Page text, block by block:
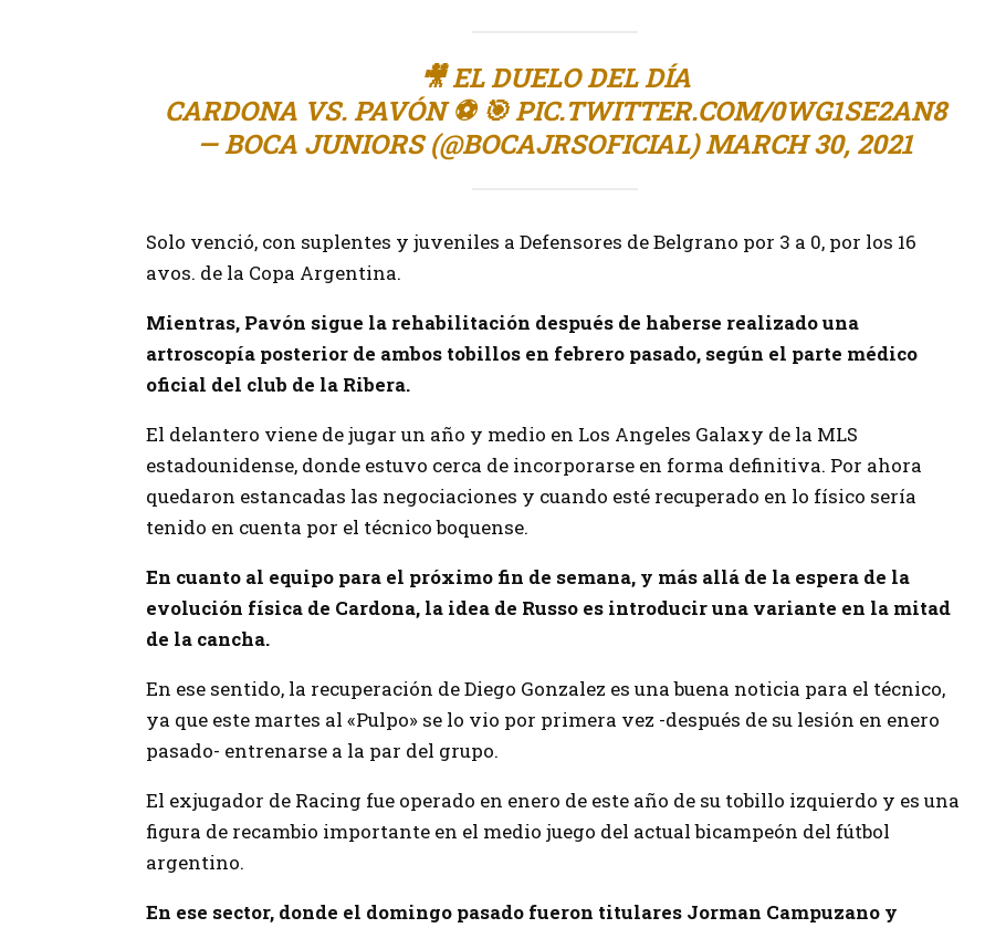
🎥 EL DUELO DEL DÍA
CARDONA VS. PAVÓN ⚽️ 🎯PIC.TWITTER.COM/0WG1SE2AN8
— BOCA JUNIORS (@BOCAJRSOFICIAL)MARCH 30, 2021
Solo venció, con suplentes y juveniles a Defensores de Belgrano por 3 a 0, por los 16
avos. de la Copa Argentina.
Mientras, Pavón sigue la rehabilitación después de haberse realizado una
artroscopía posterior de ambos tobillos en febrero pasado, según el parte médico
oficial del club de la Ribera.
El delantero viene de jugar un año y medio en Los Angeles Galaxy de la MLS
estadounidense, donde estuvo cerca de incorporarse en forma definitiva. Por ahora
quedaron estancadas las negociaciones y cuando esté recuperado en lo físico sería
tenido en cuenta por el técnico boquense.
En cuanto al equipo para el próximo fin de semana, y más allá de la espera de la
evolución física de Cardona, la idea de Russo es introducir una variante en la mitad
de la cancha.
En ese sentido, la recuperación de Diego Gonzalez es una buena noticia para el técnico,
ya que este martes al «Pulpo» se lo vio por primera vez -después de su lesión en enero
pasado- entrenarse a la par del grupo.
El exjugador de Racing fue operado en enero de este año de su tobillo izquierdo y es una
figura de recambio importante en el medio juego del actual bicampeón del fútbol
argentino.
En ese sector, donde el domingo pasado fueron titulares Jorman Campuzano y